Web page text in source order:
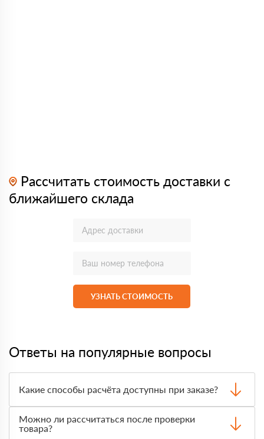
Рассчитать стоимость доставки с
ближайшего склада
УЗНАТЬ СТОИМОСТЬ
Ответы на популярные вопросы
Какие способы расчёта доступны при заказе?
счёту. Точный формат оплаты менеджер согласует с
вами до отгрузки.
Можно ли рассчитаться после проверки
товара?